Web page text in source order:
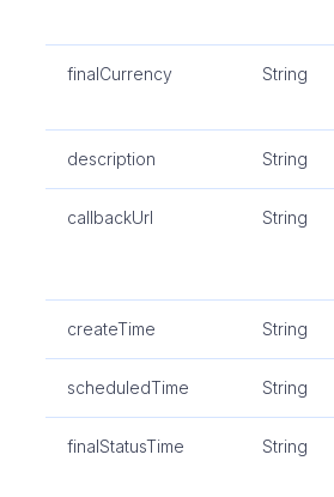
finalCurrency String
description String
callbackUrl String
createTime String
scheduledTime String
finalStatusTime String